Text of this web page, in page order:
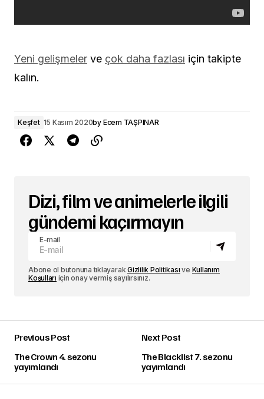
Yeni gelişmeler ve çok daha fazlası için takipte
kalın.
Keşfet 15 Kasım 2020by Ecem TAŞPINAR
Dizi, film ve animelerle ilgili
gündemi kaçırmayın
E-mail
Abone ol butonuna tıklayarakGizlilik Politikası ve Kullanım
Koşulları için onay vermiş sayılırsınız.
Previous Post
The Crown 4. sezonu
yayımlandı
Next Post
The Blacklist 7. sezonu
yayımlandı